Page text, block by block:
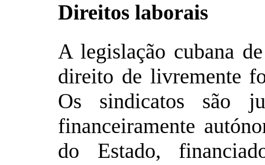
Direitos laborais
A legislação cubana
direito de livremente
Os sindicatos são
financeiramente
do Estado,